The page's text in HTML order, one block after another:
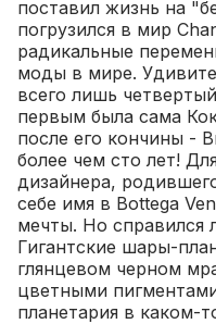
поставил жизнь на
погрузился в мир
радикальные
моды в мире.
всего лишь
первым была сама
после его кончины -
более чем сто лет!
дизайнера,
себе имя в Bottega
мечты. Но справился
Гигантские шары-
глянцевом черном
цветными
планетария в каком-